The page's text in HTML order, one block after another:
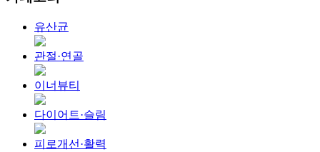
유산균
관절·연골
이너뷰티
다이어트·슬림
피로개선·활력